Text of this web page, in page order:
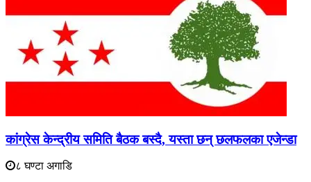
कांग्रेस केन्द्रीय समिति बैठक बस्दै, यस्ता छन् छलफलका एजेन्डा
८ घण्टा अगाडि